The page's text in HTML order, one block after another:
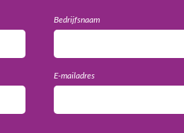
Bedrijfsnaam
E-mailadres